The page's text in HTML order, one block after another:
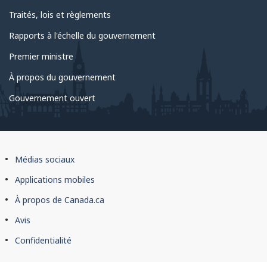
Traités, lois et règlements
Rapports à l'échelle du gouvernement
Premier ministre
À propos du gouvernement
Gouvernement ouvert
À
propos
du
site
Médias sociaux
Applications mobiles
À propos de Canada.ca
Avis
Confidentialité